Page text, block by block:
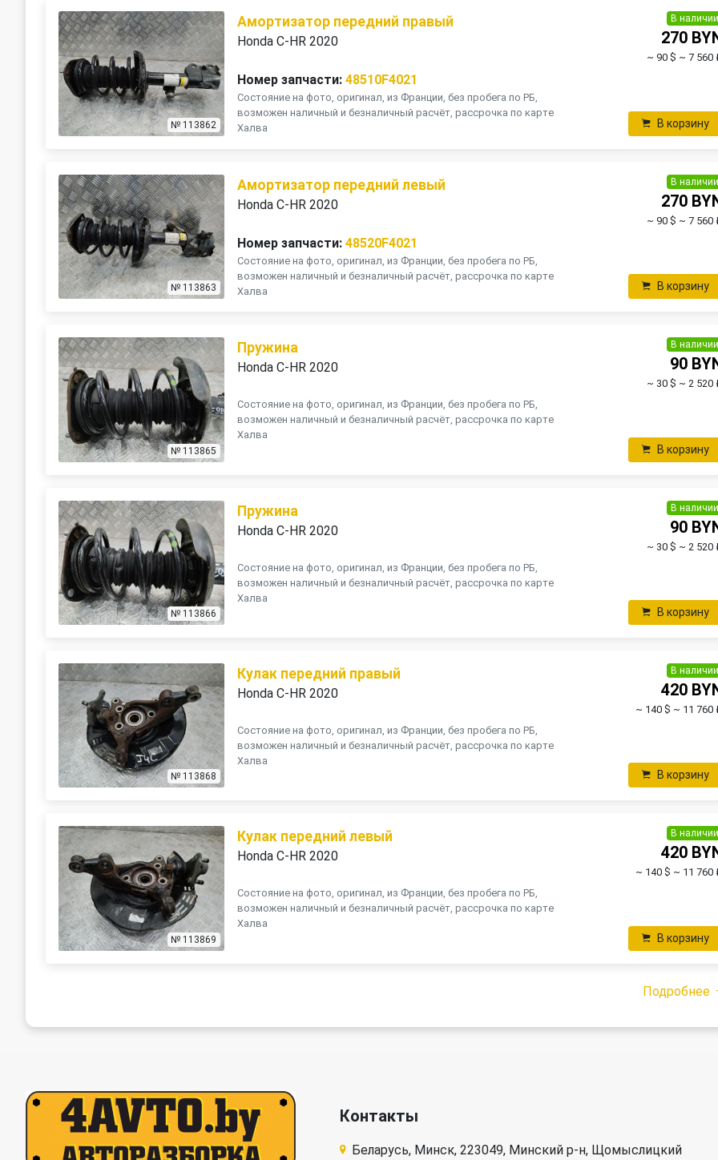
№ 113862
Амортизатор передний правый
Honda C-HR 2020
Номер запчасти: 48510F4021
Состояние на фото, оригинал, из Франции, без пробега по РБ,
возможен наличный и безналичный расчёт, рассрочка по карте
Халва
В наличии
270
~ 90 $ ~ 7 560
В корзину
№ 113863
Амортизатор передний левый
Honda C-HR 2020
Номер запчасти: 48520F4021
Состояние на фото, оригинал, из Франции, без пробега по РБ,
возможен наличный и безналичный расчёт, рассрочка по карте
Халва
В наличии
270
~ 90 $ ~ 7 560
В корзину
№ 113865
Пружина
Honda C-HR 2020
Состояние на фото, оригинал, из Франции, без пробега по РБ,
возможен наличный и безналичный расчёт, рассрочка по карте
Халва
В наличии
90
~ 30 $ ~ 2 520
В корзину
№ 113866
Пружина
Honda C-HR 2020
Состояние на фото, оригинал, из Франции, без пробега по РБ,
возможен наличный и безналичный расчёт, рассрочка по карте
Халва
В наличии
90
~ 30 $ ~ 2 520
В корзину
№ 113868
Кулак передний правый
Honda C-HR 2020
Состояние на фото, оригинал, из Франции, без пробега по РБ,
возможен наличный и безналичный расчёт, рассрочка по карте
Халва
В наличии
420
~ 140 $ ~ 11 760
В корзину
№ 113869
Кулак передний левый
Honda C-HR 2020
Состояние на фото, оригинал, из Франции, без пробега по РБ,
возможен наличный и безналичный расчёт, рассрочка по карте
Халва
В наличии
420
~ 140 $ ~ 11 760
В корзину
Подробнее
Контакты
Беларусь, Минск, 223049, Минский р-н, Щомыслицкий